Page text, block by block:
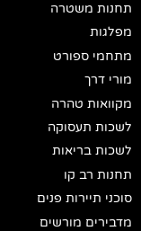
תחנות משטרה
מפלגות
מתחמי ספורט
מורי דרך
מקוואות טהרה
לשכות תעסוקה
לשכות בריאות
תחנות רב קו
סוכני תיירות פנים
מדבירים מורשים